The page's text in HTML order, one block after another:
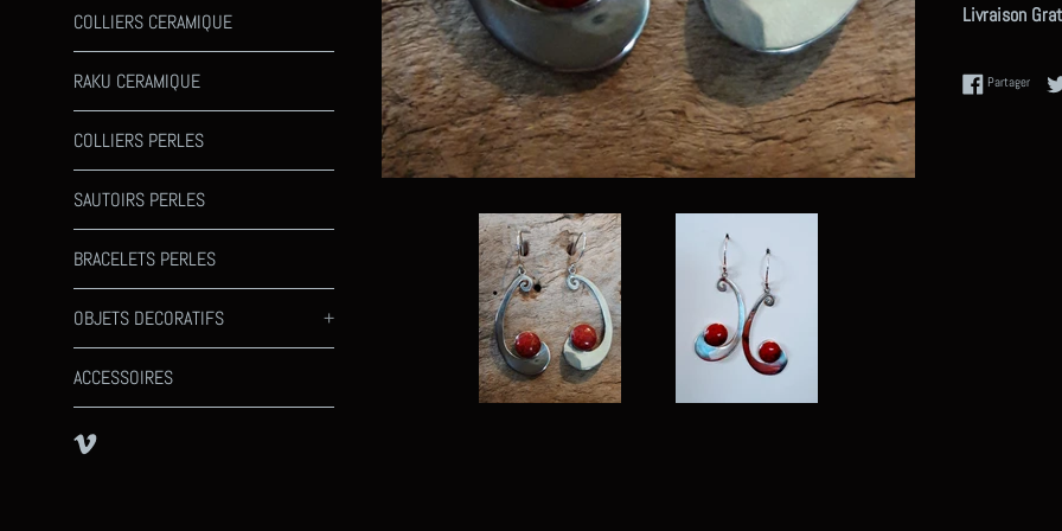
COLLIERS CERAMIQUE
RAKU CERAMIQUE
COLLIERS PERLES
SAUTOIRS PERLES
BRACELETS PERLES
OBJETS DECORATIFS +
ACCESSOIRES
Vimeo
Livraison
Partager